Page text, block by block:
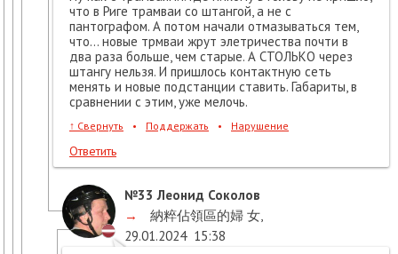
что в Риге трамваи со штангой, а не с
пантографом. А потом начали отмазываться тем,
что... новые трмваи жрут элетричества почти в
два раза больше, чем старые. А СТОЛЬКО через
штангу нельзя. И пришлось контактную сеть
менять и новые подстанции ставить. Габариты, в
сравнении с этим, уже мелочь.
↑ Свернуть • Поддержать • Нарушение
Ответить
№33 Леонид Соколов
→
納粹佔領區的婦 女
29.01.2024 15:38